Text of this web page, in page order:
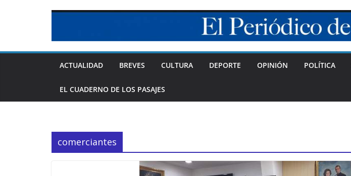
ACTUALIDAD BREVES CULTURA DEPORTE OPINIÓN POLÍTICA
EL CUADERNO DE LOS PASAJES
comerciantes